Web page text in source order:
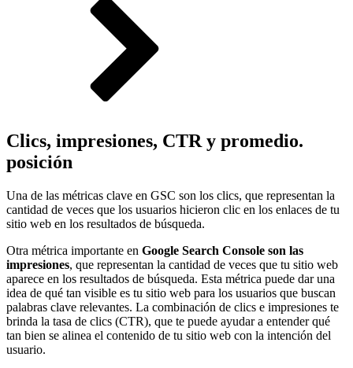
Clics, impresiones, CTR y promedio.
posición
Una de las métricas clave en GSC son los clics, que representan la
cantidad de veces que los usuarios hicieron clic en los enlaces de tu
sitio web en los resultados de búsqueda.
Otra métrica importante en Google Search Console son las
impresiones, que representan la cantidad de veces que tu sitio web
aparece en los resultados de búsqueda. Esta métrica puede dar una
idea de qué tan visible es tu sitio web para los usuarios que buscan
palabras clave relevantes. La combinación de clics e impresiones te
brinda la tasa de clics (CTR), que te puede ayudar a entender qué
tan bien se alinea el contenido de tu sitio web con la intención del
usuario.